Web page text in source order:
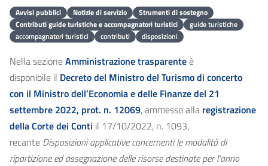
Avvisi pubblici Notizie di servizio
Strumenti di sostegno
Contributi guide turistiche e accompagnatori turistici
guide turistiche
accompagnatori turistici
contributi disposizioni
Nella sezioneAmministrazione trasparenteè
disponibile il Decreto del Ministro del Turismo di concerto
con il Ministro dell’Economia e delle Finanze del 21
settembre 2022, prot. n. 12069, ammesso alla registrazione
della Corte dei Conti il 17/10/2022, n. 1093,
recante Disposizioni applicative concernenti le modalità di
ripartizione ed assegnazione delle risorse destinate per l’anno